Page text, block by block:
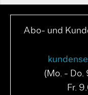
Abo- und
(Mo. -
Fr.